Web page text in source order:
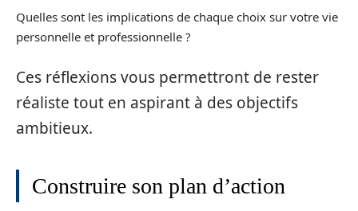
Quelles sont les implications de chaque choix sur votre vie
personnelle et professionnelle ?
Ces réflexions vous permettront de rester
réaliste tout en aspirant à des objectifs
ambitieux.
Construire son plan d’action